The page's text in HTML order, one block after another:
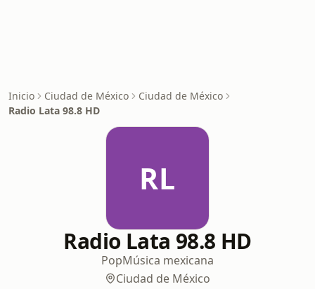
Inicio Ciudad de México
Ciudad de México
Radio Lata 98.8 HD
RL
Radio Lata 98.8 HD
PopMúsica mexicana
Ciudad de México